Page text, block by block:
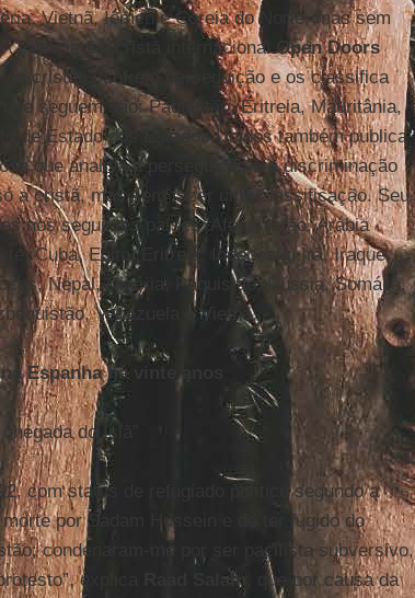
Vietnã, Iêmen e Coreia do Norte, mas sem
associação cristã internacionalOpen Doors
cristãos sofrem perseguição e os classifica
seguem são: Paquistão, Eritreia, Mauritânia,
de Estado dos Estados Unidos também publica
que analisa a perseguição e a discriminação
a cristã, mas sem fazer uma classificação. Seu
nos seguintes países: Afeganistão, Arábia
Cuba, Egito, Eritreia, Indonésia, Irã, Iraque,
Nepal, Nigéria, Paquistão, Rússia, Somália,
Venezuela e Vietnã.
Espanha há vinte anos
do Islã”
com status de refugiado político segundo a
por Sadam Hussein e de ter fugido do
condenaram-me por ser pacifista subversivo,
explica
Salam
, que por causa da